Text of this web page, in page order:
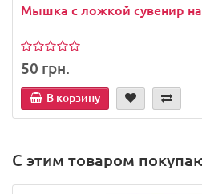
Мышка с ложкой сувенир
50 грн.
В корзину
С этим товаром